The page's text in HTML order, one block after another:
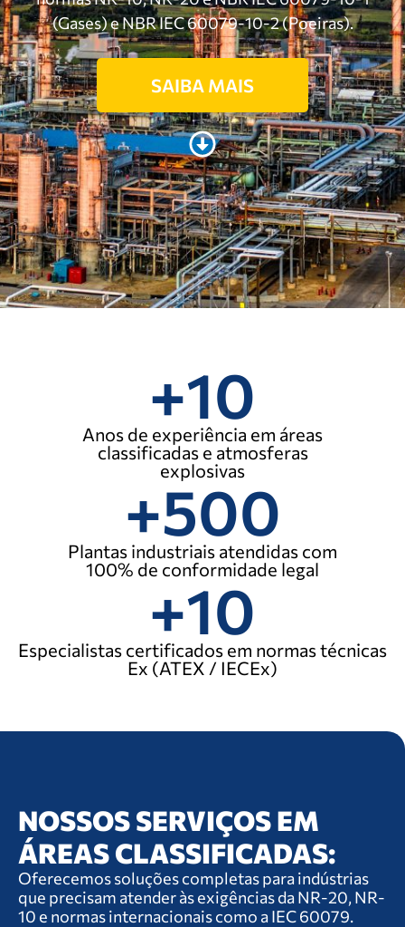
(Gases) e NBR IEC 60079-10-2 (Poeiras).
SAIBA MAIS
+10
Anos de experiência em áreas
classificadas e atmosferas
explosivas
+500
Plantas industriais atendidas com
100% de conformidade legal
+10
Especialistas certificados em normas técnicas
Ex (ATEX / IECEx)
NOSSOS SERVIÇOS EM
ÁREAS CLASSIFICADAS:
Oferecemos soluções completas para indústrias
que precisam atender às exigências da NR-20, NR-
10 e normas internacionais como a IEC 60079.